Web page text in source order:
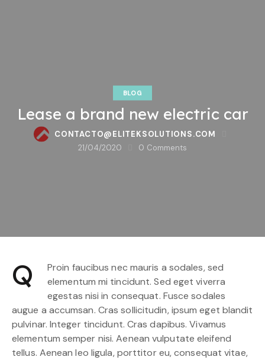
BLOG
Lease a brand new electric car
CONTACTO@ELITEKSOLUTIONS.COM
21/04/2020
0 Comments
Q
Proin faucibus nec mauris a sodales, sed
elementum mi tincidunt. Sed eget viverra
egestas nisi in consequat. Fusce sodales
augue a accumsan. Cras sollicitudin, ipsum eget blandit
pulvinar. Integer tincidunt. Cras dapibus. Vivamus
elementum semper nisi. Aenean vulputate eleifend
tellus. Aenean leo ligula, porttitor eu, consequat vitae,